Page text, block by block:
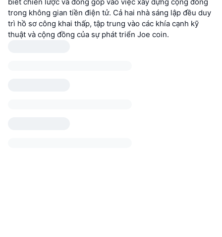
trong không gian tiền điện tử. Cả hai nhà sáng lập đều duy
trì hồ sơ công khai thấp, tập trung vào các khía cạnh kỹ
thuật và cộng đồng của sự phát triển Joe coin.